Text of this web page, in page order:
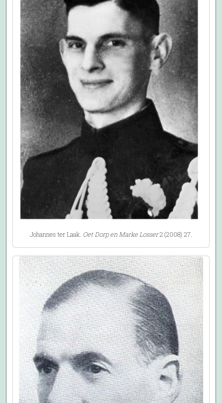
Johannes ter Laak. Oet Dorp en Marke Losser2 (2008) 27.